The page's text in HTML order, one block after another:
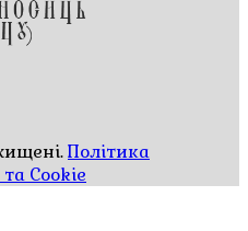
Політика
Cookie